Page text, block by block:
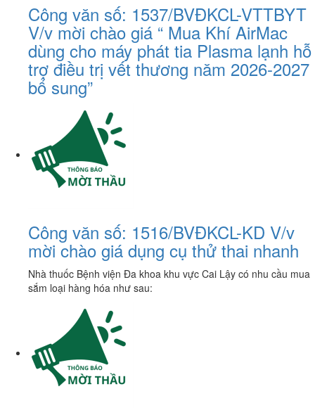
Công văn số: 1537/BVĐKCL-VTTBYT
V/v mời chào giá “ Mua Khí AirMac
dùng cho máy phát tia Plasma lạnh hỗ
trợ điều trị vết thương năm 2026-2027
bổ sung”
Công văn số: 1516/BVĐKCL-KD V/v
mời chào giá dụng cụ thử thai nhanh
Nhà thuốc Bệnh viện Đa khoa khu vực Cai Lậy có nhu cầu mua
sắm loại hàng hóa như sau: